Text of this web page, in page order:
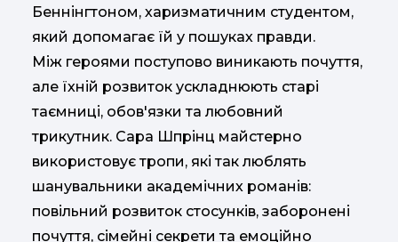
Беннінгтоном, харизматичним студентом,
який допомагає їй у пошуках правди.
Між героями поступово виникають почуття,
але їхній розвиток ускладнюють старі
таємниці, обов'язки та любовний
трикутник. Сара Шпрінц майстерно
використовує тропи, які так люблять
шанувальники академічних романів:
повільний розвиток стосунків, заборонені
почуття, сімейні секрети та емоційно